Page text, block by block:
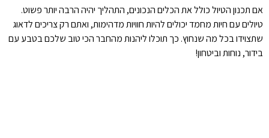
אם תכנון הטיול כולל את הכלים הנכונים, התהליך יהיה הרבה יותר פשוט.
טיולים עם חיות מחמד יכולים להיות חוויות מדהימות, ואתם רק צריכים לדאוג
שתצוידו בכל מה שנחוץ. כך תוכלו ליהנות מהחבר הכי טוב שלכם בטבע עם
בידור, נוחות וביטחון!